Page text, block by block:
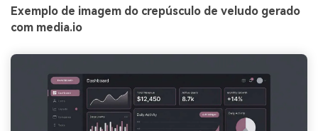
Exemplo de imagem do crepúsculo de veludo gerado
com media.io